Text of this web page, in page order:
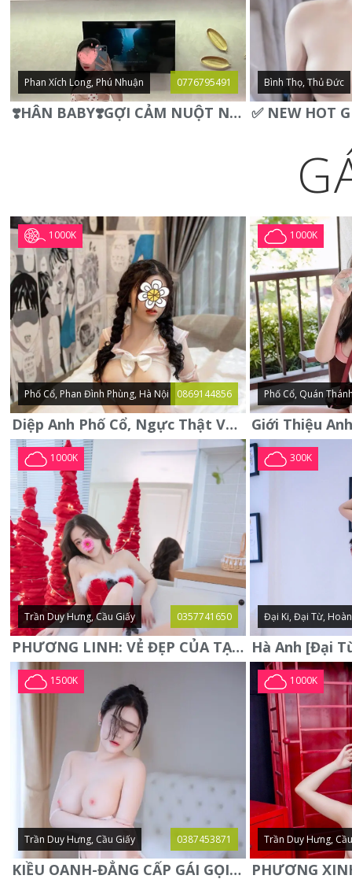
Phan Xích Long, Phú Nhuận 0776795491
❣️HÂN BABY❣️GỢI CẢM NUỘT NÀ DÁNG SON XINH XINH QUYẾN RŨ
Bình Thọ, Thủ Đức
1000K
Phố Cổ, Phan Đình Phùng, Hà Nội 0869144856
Diệp Anh Phố Cổ, Ngực Thật Vú To Thơm Tho Quyến Rũ
1000K
Phố Cổ, Quán
1000K
Trần Duy Hưng, Cầu Giấy 0357741650
PHƯƠNG LINH: VẺ ĐẸP CỦA TẠO HÓA, XINH ĐẸP, SEXY, QUYỄN RŨ
300K
Đại Ki, Đại Từ,
1500K
Trần Duy Hưng, Cầu Giấy 0387453871
KIỀU OANH-ĐẲNG CẤP GÁI GỌI XINH SANG-NGOAN NGOÃN
1000K
Trần Duy Hưng,